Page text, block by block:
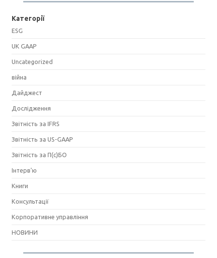
Категорії
ESG
UK GAAP
Uncategorized
війна
Дайджест
Дослідження
Звітність за IFRS
Звітність за US-GAAP
Звітність за П(с)БО
Інтерв'ю
Книги
Консультації
Корпоративне управління
НОВИНИ